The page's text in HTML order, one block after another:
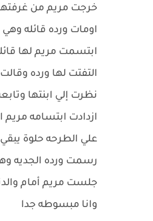
خرجت مريم من غرفتها
اومات ورده قائله
ابتسمت مريم لها
التفتت لها ورده
نظرت إلي ابنتها
ازدادت ابتسامه مريم
علي الطرحه حلوة
رسمت ورده الجديه
جلست مريم أمام
وانا مبسوطه جدا